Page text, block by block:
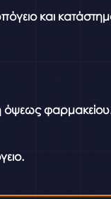
και
όψεως